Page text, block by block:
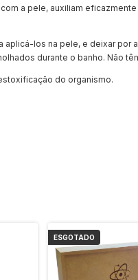
a pele, auxiliam
los na pele, e deixar por
durante o banho. Não
do organismo.
ESGOTADO